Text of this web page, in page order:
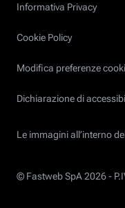
Informativa Privacy
Cookie Policy
Modifica preferenze
Dichiarazione di
Le immagini all’interno
© Fastweb SpA 2026 -